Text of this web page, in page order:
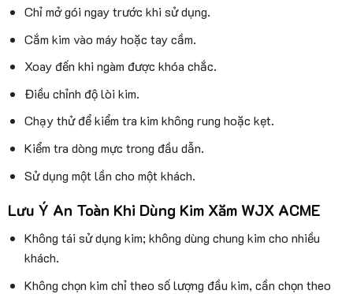
Chỉ mở gói ngay trước khi sử dụng.
Cắm kim vào máy hoặc tay cầm.
Xoay đến khi ngàm được khóa chắc.
Điều chỉnh độ lòi kim.
Chạy thử để kiểm tra kim không rung hoặc kẹt.
Kiểm tra dòng mực trong đầu dẫn.
Sử dụng một lần cho một khách.
Lưu Ý An Toàn Khi Dùng Kim Xăm WJX ACME
Không tái sử dụng kim; không dùng chung kim cho nhiều
khách.
Không chọn kim chỉ theo số lượng đầu kim, cần chọn theo